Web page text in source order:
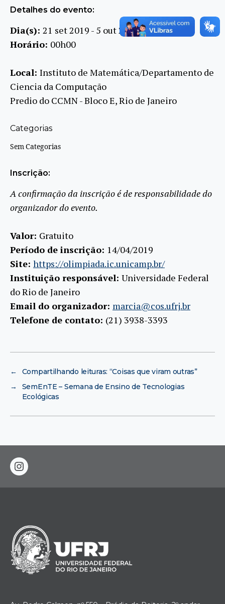
Detalhes do evento:
Dia(s): 21 set 2019 - 5 out 2019
Horário: 00h00
Local: Instituto de Matemática/Departamento de
Ciencia da Computação
Predio do CCMN - Bloco E, Rio de Janeiro
Categorias
Sem Categorias
Inscrição:
A confirmação da inscrição é de responsabilidade do
organizador do evento.
Valor: Gratuito
Período de inscrição: 14/04/2019
Site: https://olimpiada.ic.unicamp.br/
Instituição responsável: Universidade Federal
do Rio de Janeiro
Email do organizador: marcia@cos.ufrj.br
Telefone de contato: (21) 3938-3393
←
Compartilhando leituras: “Coisas que viram outras”
→
SemEnTE – Semana de Ensino de Tecnologias
Ecológicas
instagram